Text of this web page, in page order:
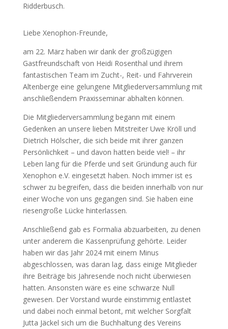
Liebe Xenophon-Freunde,
am 22. März haben wir dank der großzügigen
Gastfreundschaft von Heidi Rosenthal und ihrem
fantastischen Team im Zucht-, Reit- und Fahrverein
Altenberge eine gelungene Mitgliederversammlung mit
anschließendem Praxisseminar abhalten können.
Die Mitgliederversammlung begann mit einem
Gedenken an unsere lieben Mitstreiter Uwe Kröll und
Dietrich Hölscher, die sich beide mit ihrer ganzen
Persönlichkeit – und davon hatten beide viel! – ihr
Leben lang für die Pferde und seit Gründung auch für
Xenophon e.V. eingesetzt haben. Noch immer ist es
schwer zu begreifen, dass die beiden innerhalb von nur
einer Woche von uns gegangen sind. Sie haben eine
riesengroße Lücke hinterlassen.
Anschließend gab es Formalia abzuarbeiten, zu denen
unter anderem die Kassenprüfung gehörte. Leider
haben wir das Jahr 2024 mit einem Minus
abgeschlossen, was daran lag, dass einige Mitglieder
ihre Beiträge bis Jahresende noch nicht überwiesen
hatten. Ansonsten wäre es eine schwarze Null
gewesen. Der Vorstand wurde einstimmig entlastet
und dabei noch einmal betont, mit welcher Sorgfalt
Jutta Jäckel sich um die Buchhaltung des Vereins